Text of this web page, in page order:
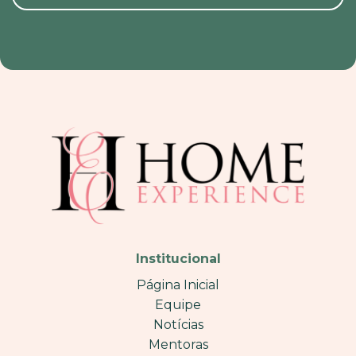
Institucional
Página Inicial
Equipe
Notícias
Mentoras